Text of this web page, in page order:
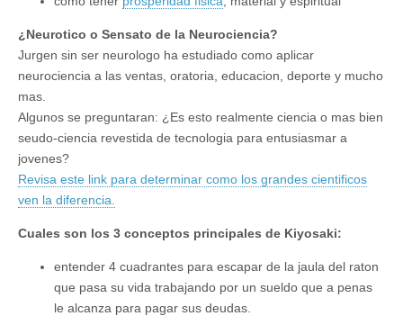
¿Neurotico o Sensato de la Neurociencia?
Jurgen sin ser neurologo ha estudiado como aplicar
neurociencia a las ventas, oratoria, educacion, deporte y mucho
mas.
Algunos se preguntaran: ¿Es esto realmente ciencia o mas bien
seudo-ciencia revestida de tecnologia para entusiasmar a
jovenes?
Revisa este link para determinar como los grandes cientificos
ven la diferencia.
Cuales son los 3 conceptos principales de Kiyosaki:
entender 4 cuadrantes para escapar de la jaula del raton
que pasa su vida trabajando por un sueldo que a penas
le alcanza para pagar sus deudas.